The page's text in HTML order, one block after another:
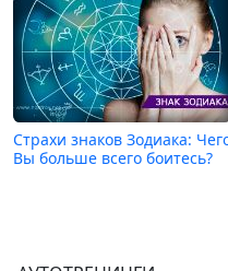
Страхи знаков Зодиака:
Вы больше всего боитесь?